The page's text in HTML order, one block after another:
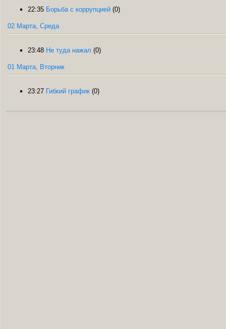
22:35 Борьба с коррупцией (0)
02 Марта, Среда
23:48 Не туда нажал (0)
01 Марта, Вторник
23:27 Гибкий график (0)